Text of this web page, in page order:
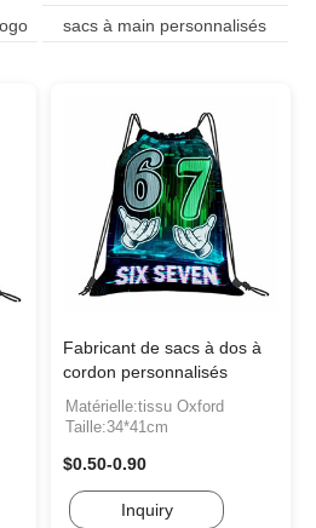
sacs à main personnalisés
Fabricant de sacs à dos à
cordon personnalisés
Matérielle:tissu Oxford
Taille:34*41cm
$0.50-0.90
Inquiry